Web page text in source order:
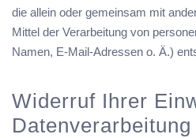
die allein oder gemeinsam mit
Mittel der Verarbeitung von
Namen, E-Mail-Adressen o. Ä.)
Widerruf Ihrer
Datenverarbeitung